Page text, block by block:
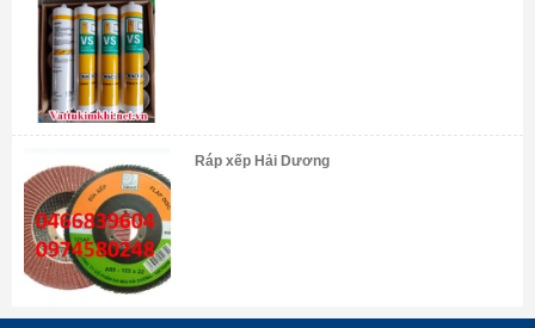
Ráp xếp Hải Dương